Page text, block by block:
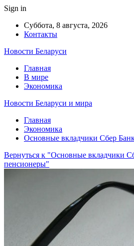
Sign in
Суббота, 8 августа, 2026
Контакты
Новости Беларуси
Главная
В мире
Экономика
Новости Беларуси и мира
Главная
Экономика
Основные вкладчики Сбер
Вернуться к "Основные вкладчики
пенсионеры"